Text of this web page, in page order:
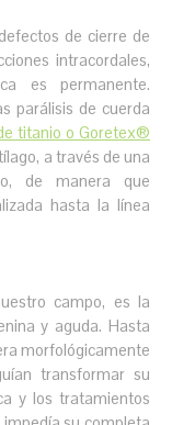
de cierre de
intracordales,
es permanente.
parálisis de cuerda
titanio o Goretex®
a través de una
de manera que
hasta la línea
campo, es la
y aguda. Hasta
morfológicamente
transformar su
y los tratamientos